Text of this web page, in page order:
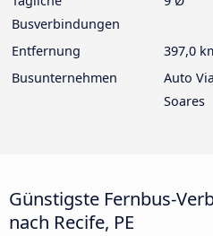
Busverbindungen
Entfernung
397,0
Busunternehmen
Auto
Soares
Günstigste Fernbus-
nach Recife, PE